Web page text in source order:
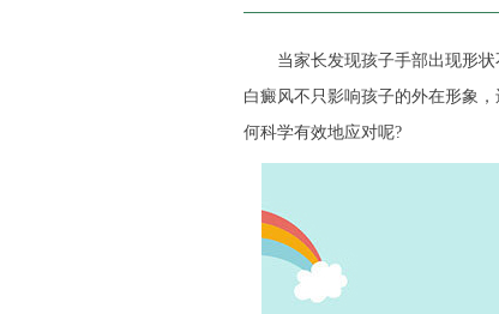
当家长发现孩子手部出现形状
白癜风不只影响孩子的外在形象
何科学有效地应对呢?​